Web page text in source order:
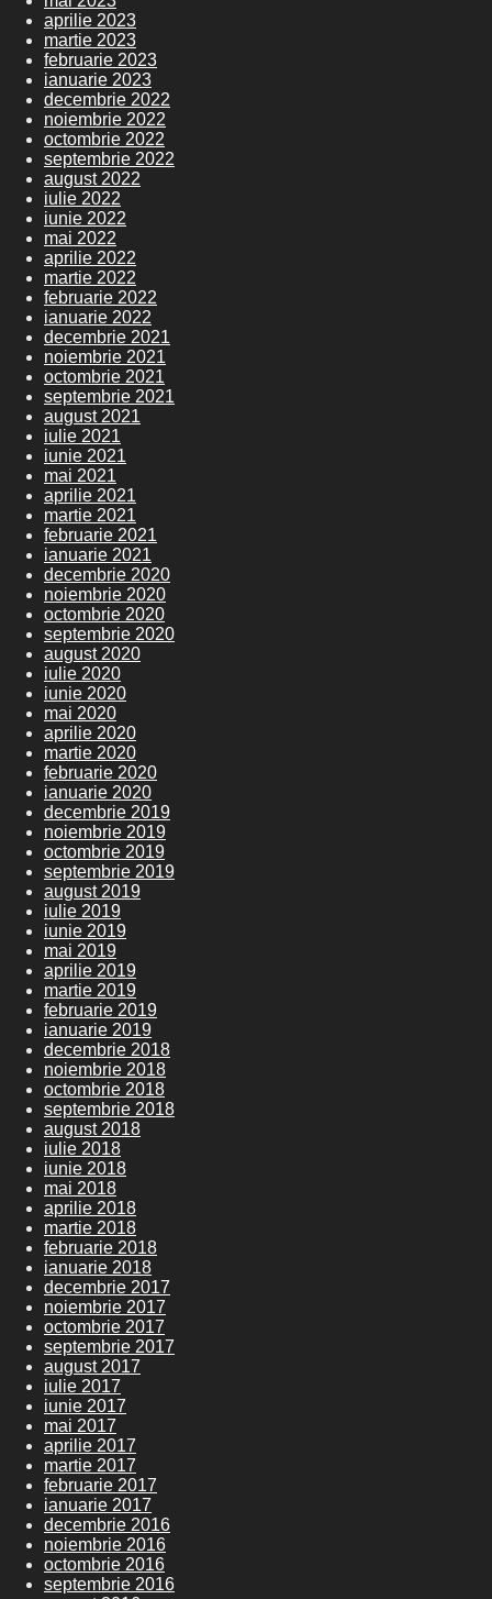
aprilie 2023
martie 2023
februarie 2023
ianuarie 2023
decembrie 2022
noiembrie 2022
octombrie 2022
septembrie 2022
august 2022
iulie 2022
iunie 2022
mai 2022
aprilie 2022
martie 2022
februarie 2022
ianuarie 2022
decembrie 2021
noiembrie 2021
octombrie 2021
septembrie 2021
august 2021
iulie 2021
iunie 2021
mai 2021
aprilie 2021
martie 2021
februarie 2021
ianuarie 2021
decembrie 2020
noiembrie 2020
octombrie 2020
septembrie 2020
august 2020
iulie 2020
iunie 2020
mai 2020
aprilie 2020
martie 2020
februarie 2020
ianuarie 2020
decembrie 2019
noiembrie 2019
octombrie 2019
septembrie 2019
august 2019
iulie 2019
iunie 2019
mai 2019
aprilie 2019
martie 2019
februarie 2019
ianuarie 2019
decembrie 2018
noiembrie 2018
octombrie 2018
septembrie 2018
august 2018
iulie 2018
iunie 2018
mai 2018
aprilie 2018
martie 2018
februarie 2018
ianuarie 2018
decembrie 2017
noiembrie 2017
octombrie 2017
septembrie 2017
august 2017
iulie 2017
iunie 2017
mai 2017
aprilie 2017
martie 2017
februarie 2017
ianuarie 2017
decembrie 2016
noiembrie 2016
octombrie 2016
septembrie 2016